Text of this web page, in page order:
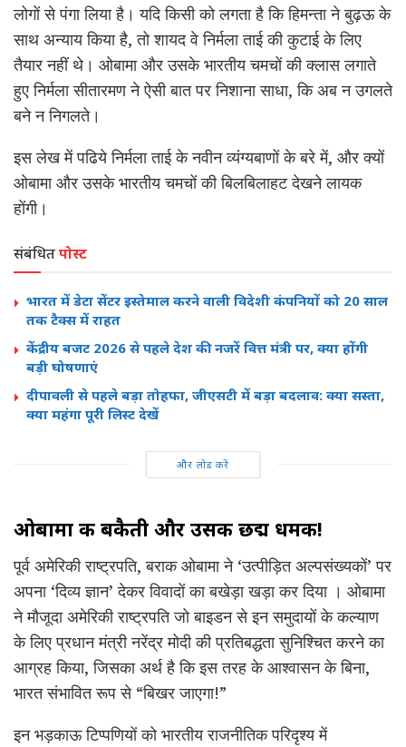
लोगों से पंगा लिया है। यदि किसी को लगता है कि हिमन्ता ने बुढ़ऊ के
साथ अन्याय किया है, तो शायद वे निर्मला ताई की कुटाई के लिए
तैयार नहीं थे। ओबामा और उसके भारतीय चमचों की क्लास लगाते
हुए निर्मला सीतारमण ने ऐसी बात पर निशाना साधा, कि अब न उगलते
बने न निगलते।
इस लेख में पढिये निर्मला ताई के नवीन व्यंग्यबाणों के बरे में, और क्यों
ओबामा और उसके भारतीय चमचों की बिलबिलाहट देखने लायक
होंगी।
संबंधितपोस्ट
भारत में डेटा सेंटर इस्तेमाल करने वाली विदेशी कंपनियों को 20 साल
तक टैक्स में राहत
केंद्रीय बजट 2026 से पहले देश की नजरें वित्त मंत्री पर, क्या होंगी
बड़ी घोषणाएं
दीपावली से पहले बड़ा तोहफा, जीएसटी में बड़ा बदलाव: क्या सस्ता,
क्या महंगा पूरी लिस्ट देखें
और लोड करें
ओबामा की बकैती और उसकी छद्म धमकी!
पूर्व अमेरिकी राष्ट्रपति, बराक ओबामा ने ‘उत्पीड़ित अल्पसंख्यकों’ पर
अपना ‘दिव्य ज्ञान’ देकर विवादों का बखेड़ा खड़ा कर दिया । ओबामा
ने मौजूदा अमेरिकी राष्ट्रपति जो बाइडन से इन समुदायों के कल्याण
के लिए प्रधान मंत्री नरेंद्र मोदी की प्रतिबद्धता सुनिश्चित करने का
आग्रह किया, जिसका अर्थ है कि इस तरह के आश्वासन के बिना,
भारत संभावित रूप से “बिखर जाएगा!”
इन भड़काऊ टिप्पणियों को भारतीय राजनीतिक परिदृश्य में